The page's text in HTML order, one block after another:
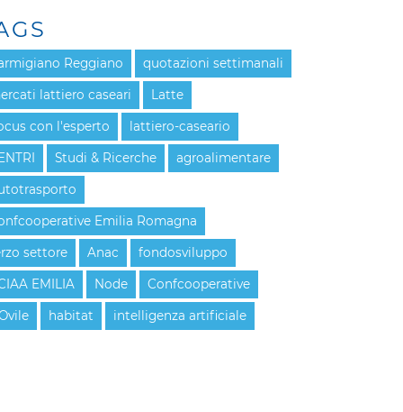
Reggiano quotazioni settimanali
lattiero caseari Latte
con l'esperto lattiero-caseario
Studi & Ricerche agroalimentare
Emilia Romagna
settore Anac fondosviluppo
EMILIA Node Confcooperative
habitat intelligenza artificiale